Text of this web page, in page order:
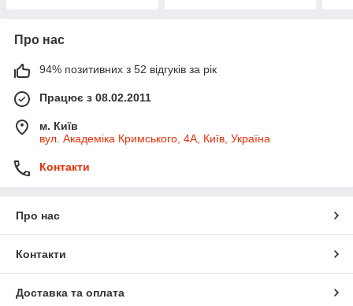
Про нас
94% позитивних з 52 відгуків за рік
Працює з 08.02.2011
м. Київ
вул. Академіка Кримського, 4А, Київ, Україна
Контакти
Про нас
Контакти
Доставка та оплата